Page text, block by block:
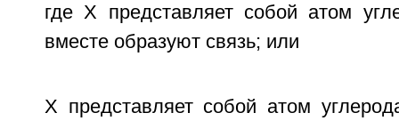
где X представляет собой атом
вместе образуют связь; или
X представляет собой атом